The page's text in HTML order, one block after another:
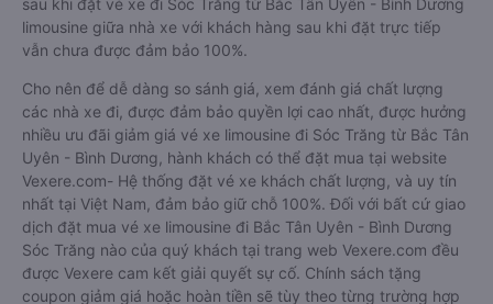
sau khi đặt vé xe đi Sóc Trăng từ Bắc Tân Uyên - Bình Dương
limousine giữa nhà xe với khách hàng sau khi đặt trực tiếp
vẫn chưa được đảm bảo 100%.
Cho nên để dễ dàng so sánh giá, xem đánh giá chất lượng
các nhà xe đi, được đảm bảo quyền lợi cao nhất, được hưởng
nhiều ưu đãi giảm giá vé xe limousine đi Sóc Trăng từ Bắc Tân
Uyên - Bình Dương, hành khách có thể đặt mua tại website
Vexere.com- Hệ thống đặt vé xe khách chất lượng, và uy tín
nhất tại Việt Nam, đảm bảo giữ chỗ 100%. Đối với bất cứ giao
dịch đặt mua vé xe limousine đi Bắc Tân Uyên - Bình Dương
Sóc Trăng nào của quý khách tại trang web Vexere.com đều
được Vexere cam kết giải quyết sự cố. Chính sách tặng
coupon giảm giá hoặc hoàn tiền sẽ tùy theo từng trường hợp